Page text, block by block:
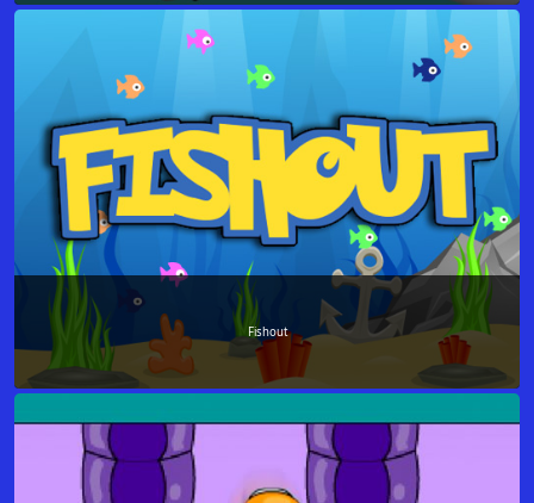
Fishout